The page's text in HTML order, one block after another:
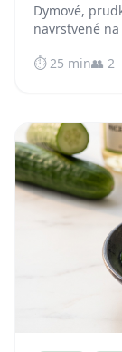
Dymové,
navrstvené
⏱️ 25 min👥 2